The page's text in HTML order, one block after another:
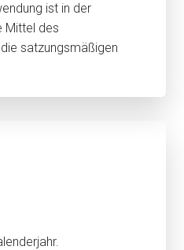
ist in der
Mittel des
satzungsmäßigen